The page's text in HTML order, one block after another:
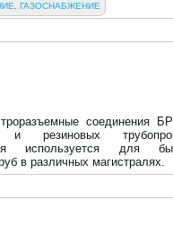
ГАЗОСНАБЖЕНИЕ
соединения
и резиновых
используется для
в различных магистралях.